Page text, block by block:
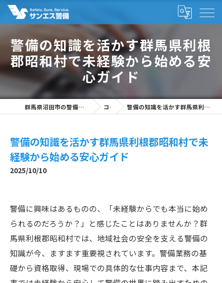
警備の知識を活かす群馬県利根
郡昭和村で未経験から始める安
心ガイド
群馬県沼田市の警備の求人なら株式会社サンエス警備 コラム 警備の知識を活かす群馬県利根郡昭和村で未経験から始める安心ガイド
警備の知識を活かす群馬県利根郡昭和村で未
経験から始める安心ガイド
2025/10/10
警備に興味はあるものの、「未経験からでも本当に始め
られるのだろうか？」と感じたことはありませんか？群
馬県利根郡昭和村では、地域社会の安全を支える警備の
知識が今、ますます重要視されています。警備業務の基
礎から資格取得、現場での具体的な仕事内容まで、本記